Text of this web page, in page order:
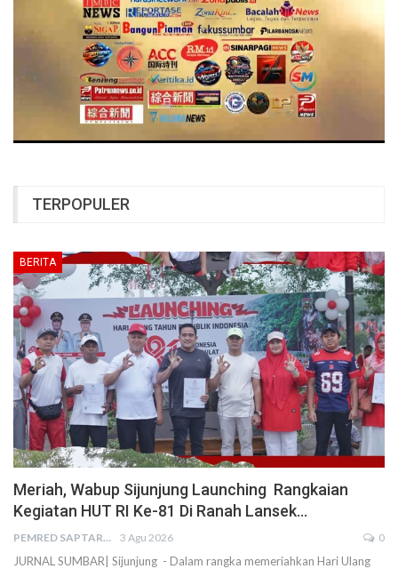
TERPOPULER
BERITA
Meriah, Wabup Sijunjung Launching Rangkaian
Kegiatan HUT RI Ke-81 Di Ranah Lansek…
PEMRED SAPTARIUS 3 Agu 2026 0
JURNAL SUMBAR| Sijunjung - Dalam rangka memeriahkan Hari Ulang